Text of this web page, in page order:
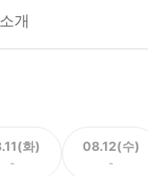
개
화)
-
08.12(수)
-